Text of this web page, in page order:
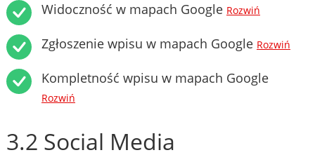
Widoczność w mapach Google Rozwiń
Zgłoszenie wpisu w mapach Google Rozwiń
Kompletność wpisu w mapach Google
Rozwiń
3.2 Social Media